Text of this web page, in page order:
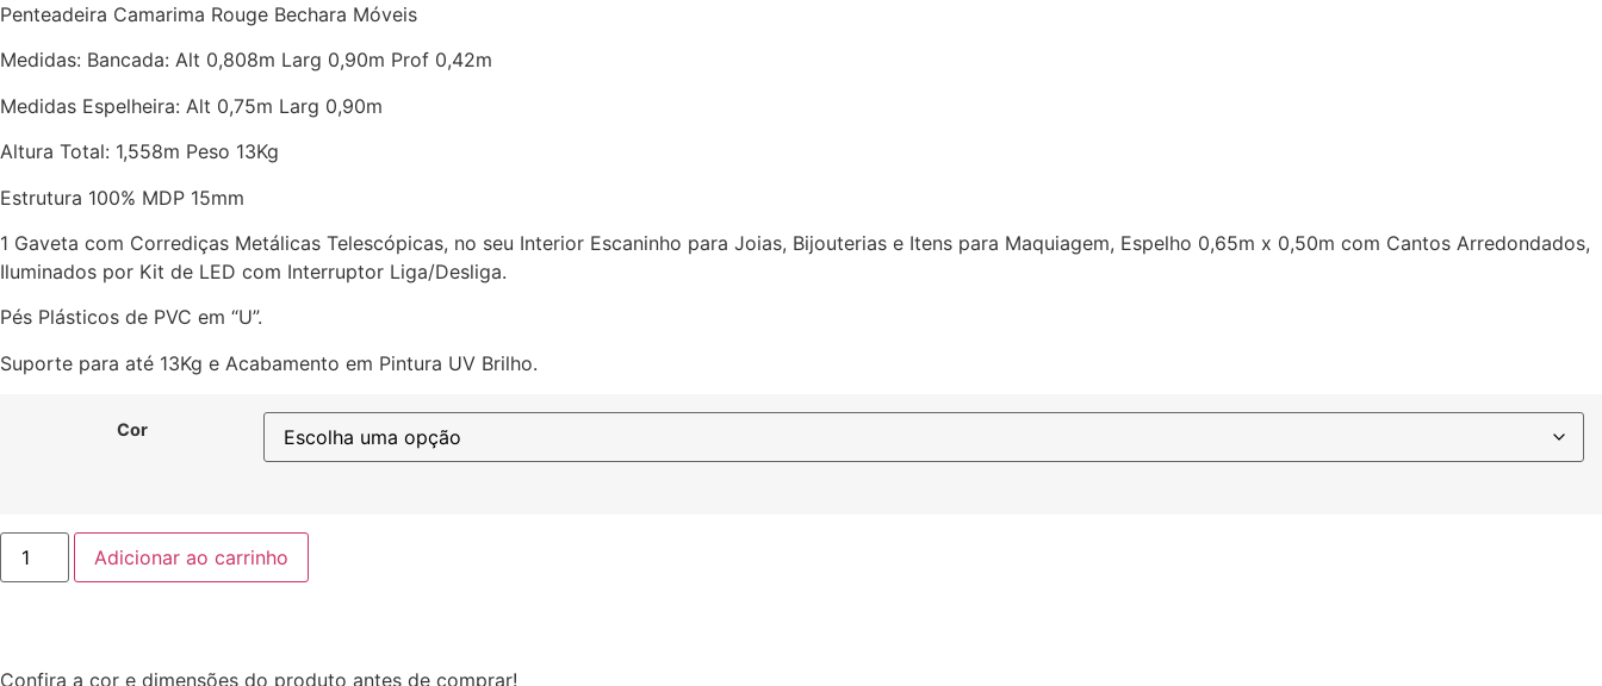
Penteadeira Camarima Rouge Bechara Móveis
Medidas: Bancada: Alt 0,808m Larg 0,90m Prof 0,42m
Medidas Espelheira: Alt 0,75m Larg 0,90m
Altura Total: 1,558m Peso 13Kg
Estrutura 100% MDP 15mm
1 Gaveta com Corrediças Metálicas Telescópicas, no seu Interior Escaninho para Joias, Bijouterias e Itens para Maquiagem, Espelho 0,65m x 0,50m com Cantos Arredondados,
Iluminados por Kit de LED com Interruptor Liga/Desliga.
Pés Plásticos de PVC em “U”.
Suporte para até 13Kg e Acabamento em Pintura UV Brilho.
Cor
Penteadeira
Camarim
Rouge
Adicionar ao carrinho
Confira a cor e dimensões do produto antes de comprar!